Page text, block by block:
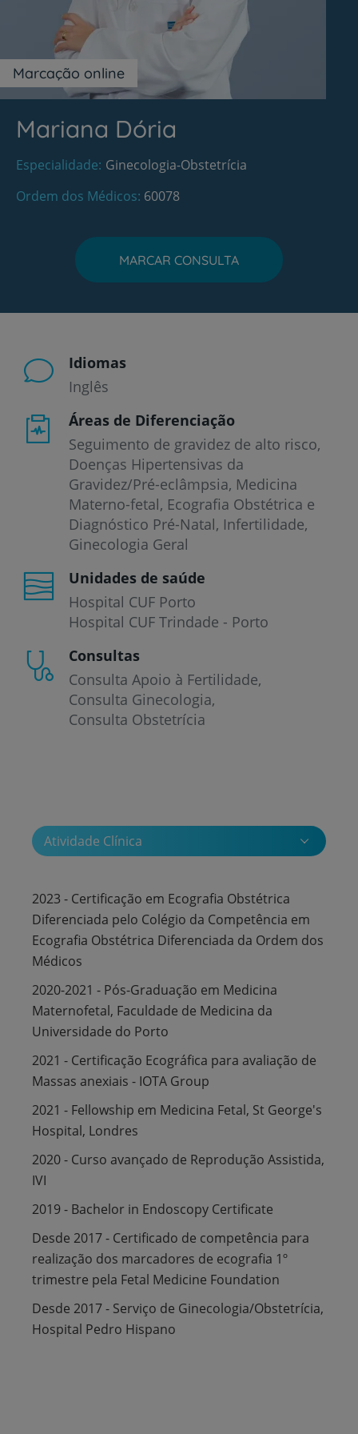
Marcação online
Mariana Dória
Especialidade Ginecologia-Obstetrícia
Ordem dos Médicos 60078
MARCAR CONSULTA
Idiomas
Inglês
Áreas de Diferenciação
Seguimento de gravidez de alto risco,
Doenças Hipertensivas da
Gravidez/Pré-eclâmpsia, Medicina
Materno-fetal, Ecografia Obstétrica e
Diagnóstico Pré-Natal, Infertilidade,
Ginecologia Geral
Unidades de saúde
Hospital CUF Porto
Hospital CUF Trindade - Porto
Consultas
Consulta Apoio à Fertilidade
Consulta Ginecologia
Consulta Obstetrícia
Atividade Clínica
2023 - Certificação em Ecografia Obstétrica
Diferenciada pelo Colégio da Competência em
Ecografia Obstétrica Diferenciada da Ordem dos
Médicos
2020-2021 - Pós-Graduação em Medicina
Maternofetal, Faculdade de Medicina da
Universidade do Porto
2021 - Certificação Ecográfica para avaliação de
Massas anexiais - IOTA Group
2021 - Fellowship em Medicina Fetal, St George's
Hospital, Londres
2020 - Curso avançado de Reprodução Assistida,
IVI
2019 - Bachelor in Endoscopy Certificate
Desde 2017 - Certificado de competência para
realização dos marcadores de ecografia 1º
trimestre pela Fetal Medicine Foundation
Desde 2017 - Serviço de Ginecologia/Obstetrícia,
Hospital Pedro Hispano